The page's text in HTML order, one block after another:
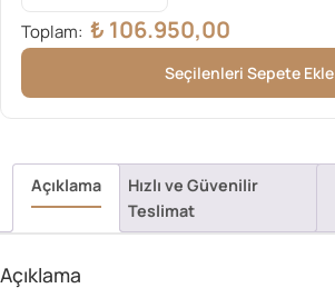
Toplam: ₺ 106.950,00
Seçilenleri Sepete Ekle
Açıklama
Hızlı ve Güvenilir
Teslimat
Açıklama